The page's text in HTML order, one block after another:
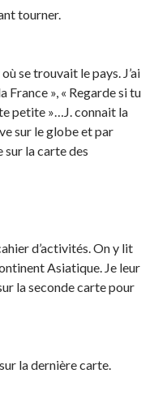
tourner.
se trouvait le pays. J’ai
France », « Regarde si tu
petite »…J. connait la
sur le globe et par
la carte des
d’activités. On y lit
Asiatique. Je leur
la seconde carte pour
la dernière carte.